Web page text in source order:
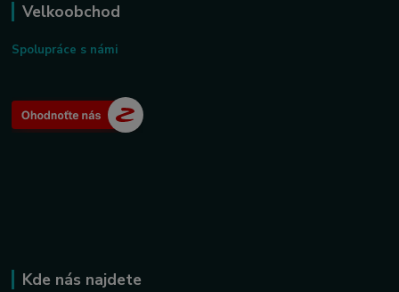
Velkoobchod
Spolupráce s námi
Kde nás najdete